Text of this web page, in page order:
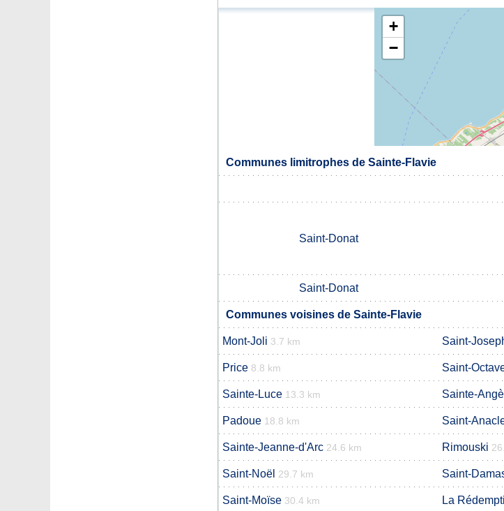
+
−
Communes limitrophes de Sainte-Flavie
Saint-Donat
Saint-Donat
Communes voisines de Sainte-Flavie
Mont-Joli 3.7 km Saint-
Price 8.8 km Saint-
Sainte-Luce 13.3 km Sainte-
Padoue 18.8 km Saint-
Sainte-Jeanne-d'Arc 24.6 km Rimouski
Saint-Noël 29.7 km Saint-
Saint-Moïse 30.4 km La